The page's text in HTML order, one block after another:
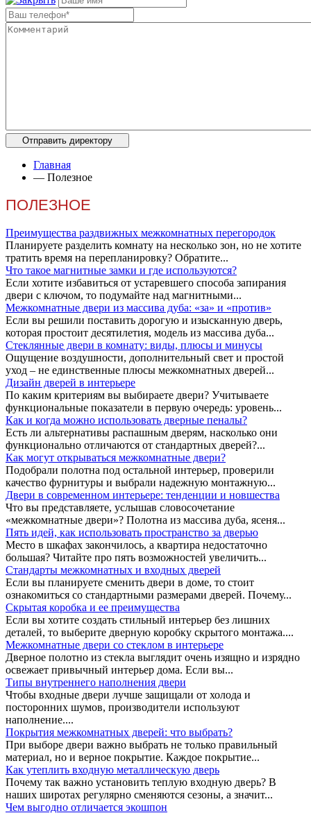
Главная
— Полезное
ПОЛЕЗНОЕ
Преимущества раздвижных межкомнатных перегородок
Планируете разделить комнату на несколько зон, но не хотите
тратить время на перепланировку? Обратите...
Что такое магнитные замки и где используются?
Если хотите избавиться от устаревшего способа запирания
двери с ключом, то подумайте над магнитными...
Межкомнатные двери из массива дуба: «за» и «против»
Если вы решили поставить дорогую и изысканную дверь,
которая простоит десятилетия, модель из массива дуба...
Стеклянные двери в комнату: виды, плюсы и минусы
Ощущение воздушности, дополнительный свет и простой
уход – не единственные плюсы межкомнатных дверей...
Дизайн дверей в интерьере
По каким критериям вы выбираете двери? Учитываете
функциональные показатели в первую очередь: уровень...
Как и когда можно использовать дверные пеналы?
Есть ли альтернативы распашным дверям, насколько они
функционально отличаются от стандартных дверей?...
Как могут открываться межкомнатные двери?
Подобрали полотна под остальной интерьер, проверили
качество фурнитуры и выбрали надежную монтажную...
Двери в современном интерьере: тенденции и новшества
Что вы представляете, услышав словосочетание
«межкомнатные двери»? Полотна из массива дуба, ясеня...
Пять идей, как использовать пространство за дверью
Место в шкафах закончилось, а квартира недостаточно
большая? Читайте про пять возможностей увеличить...
Стандарты межкомнатных и входных дверей
Если вы планируете сменить двери в доме, то стоит
ознакомиться со стандартными размерами дверей. Почему...
Скрытая коробка и ее преимущества
Если вы хотите создать стильный интерьер без лишних
деталей, то выберите дверную коробку скрытого монтажа....
Межкомнатные двери со стеклом в интерьере
Дверное полотно из стекла выглядит очень изящно и изрядно
освежает привычный интерьер дома. Если вы...
Типы внутреннего наполнения двери
Чтобы входные двери лучше защищали от холода и
посторонних шумов, производители используют
наполнение....
Покрытия межкомнатных дверей: что выбрать?
При выборе двери важно выбрать не только правильный
материал, но и верное покрытие. Каждое покрытие...
Как утеплить входную металлическую дверь
Почему так важно установить теплую входную дверь? В
наших широтах регулярно сменяются сезоны, а значит...
Чем выгодно отличается экошпон